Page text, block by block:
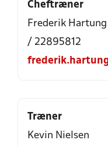
Cheftræner
Frederik Hartung
/ 22895812
Træner
Kevin Nielsen